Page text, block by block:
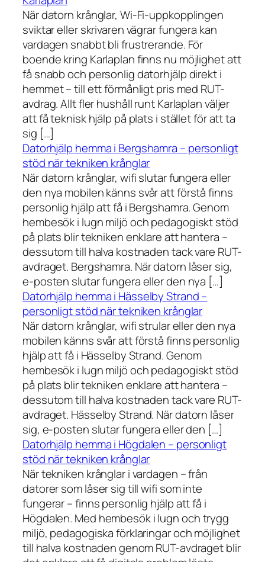
När datorn krånglar, Wi-Fi-uppkopplingen
sviktar eller skrivaren vägrar fungera kan
vardagen snabbt bli frustrerande. För
boende kring Karlaplan finns nu möjlighet att
få snabb och personlig datorhjälp direkt i
hemmet – till ett förmånligt pris med RUT-
avdrag. Allt fler hushåll runt Karlaplan väljer
att få teknisk hjälp på plats i stället för att ta
sig […]
Datorhjälp hemma i Bergshamra – personligt
stöd när tekniken krånglar
När datorn krånglar, wifi slutar fungera eller
den nya mobilen känns svår att förstå finns
personlig hjälp att få i Bergshamra. Genom
hembesök i lugn miljö och pedagogiskt stöd
på plats blir tekniken enklare att hantera –
dessutom till halva kostnaden tack vare RUT-
avdraget. Bergshamra. När datorn låser sig,
e-posten slutar fungera eller den nya […]
Datorhjälp hemma i Hässelby Strand –
personligt stöd när tekniken krånglar
När datorn krånglar, wifi strular eller den nya
mobilen känns svår att förstå finns personlig
hjälp att få i Hässelby Strand. Genom
hembesök i lugn miljö och pedagogiskt stöd
på plats blir tekniken enklare att hantera –
dessutom till halva kostnaden tack vare RUT-
avdraget. Hässelby Strand. När datorn låser
sig, e-posten slutar fungera eller den […]
Datorhjälp hemma i Högdalen – personligt
stöd när tekniken krånglar
När tekniken krånglar i vardagen – från
datorer som låser sig till wifi som inte
fungerar – finns personlig hjälp att få i
Högdalen. Med hembesök i lugn och trygg
miljö, pedagogiska förklaringar och möjlighet
till halva kostnaden genom RUT-avdraget blir